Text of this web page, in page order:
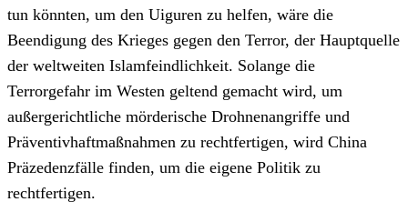
tun könnten, um den Uiguren zu helfen, wäre die
Beendigung des Krieges gegen den Terror, der Hauptquelle
der weltweiten Islamfeindlichkeit. Solange die
Terrorgefahr im Westen geltend gemacht wird, um
außergerichtliche mörderische Drohnenangriffe und
Präventivhaftmaßnahmen zu rechtfertigen, wird China
Präzedenzfälle finden, um die eigene Politik zu
rechtfertigen.